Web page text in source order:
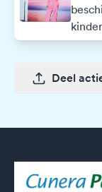
Deel